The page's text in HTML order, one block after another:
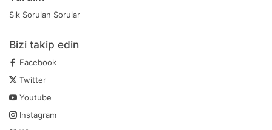
Sık Sorulan Sorular
Bizi takip edin
Facebook
Twitter
Youtube
Instagram